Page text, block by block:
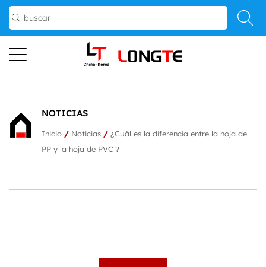
NOTICIAS
Inicio / Noticias / ¿Cuál es la diferencia entre la hoja de
PP y la hoja de PVC？